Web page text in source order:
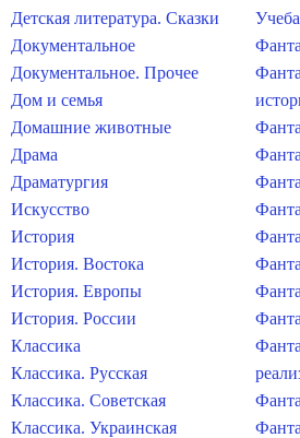
Детская литература. Сказки
Документальное
Документальное. Прочее
Дом и семья
Домашние животные
Драма
Драматургия
Искусство
История
История. Востока
История. Европы
История. России
Классика
Классика. Русская
Классика. Советская
Классика. Украинская